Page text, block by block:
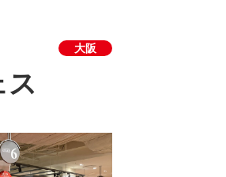
大阪
ス